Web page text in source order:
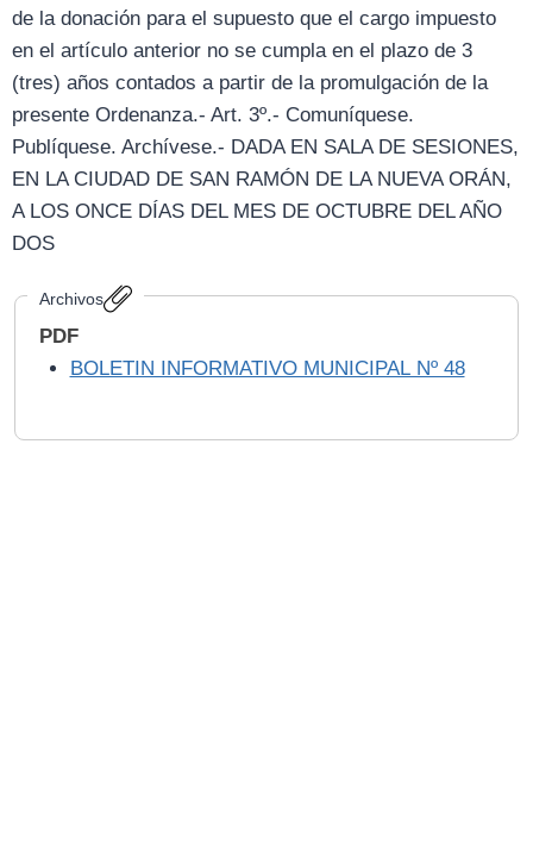
de la donación para el supuesto que el cargo impuesto
en el artículo anterior no se cumpla en el plazo de 3
(tres) años contados a partir de la promulgación de la
presente Ordenanza.- Art. 3º.- Comuníquese.
Publíquese. Archívese.- DADA EN SALA DE SESIONES,
EN LA CIUDAD DE SAN RAMÓN DE LA NUEVA ORÁN,
A LOS ONCE DÍAS DEL MES DE OCTUBRE DEL AÑO
DOS
Archivos
PDF
BOLETIN INFORMATIVO MUNICIPAL Nº 48